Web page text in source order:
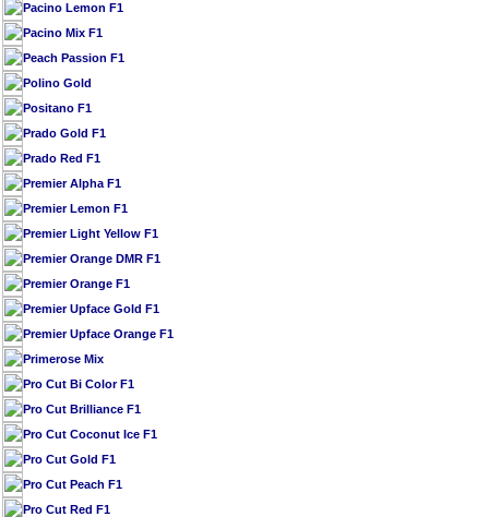
Pacino Lemon F1
Pacino Mix F1
Peach Passion F1
Polino Gold
Positano F1
Prado Gold F1
Prado Red F1
Premier Alpha F1
Premier Lemon F1
Premier Light Yellow F1
Premier Orange DMR F1
Premier Orange F1
Premier Upface Gold F1
Premier Upface Orange F1
Primerose Mix
Pro Cut Bi Color F1
Pro Cut Brilliance F1
Pro Cut Coconut Ice F1
Pro Cut Gold F1
Pro Cut Peach F1
Pro Cut Red F1